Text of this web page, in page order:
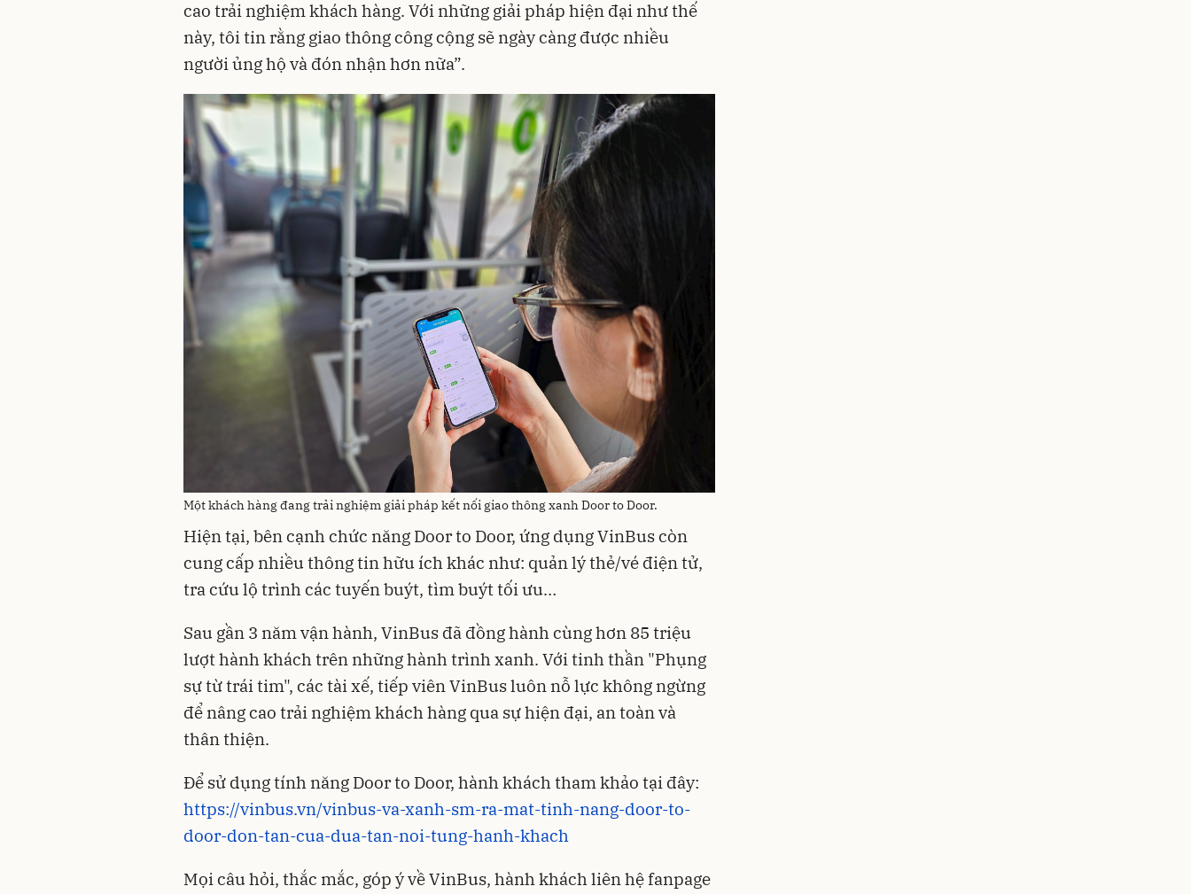
cao trải nghiệm khách hàng. Với những giải pháp hiện đại như thế
này, tôi tin rằng giao thông công cộng sẽ ngày càng được nhiều
người ủng hộ và đón nhận hơn nữa”.
Một khách hàng đang trải nghiệm giải pháp kết nối giao thông xanh Door to Door.
Hiện tại, bên cạnh chức năng Door to Door, ứng dụng VinBus còn
cung cấp nhiều thông tin hữu ích khác như: quản lý thẻ/vé điện tử,
tra cứu lộ trình các tuyến buýt, tìm buýt tối ưu…
Sau gần 3 năm vận hành, VinBus đã đồng hành cùng hơn 85 triệu
lượt hành khách trên những hành trình xanh. Với tinh thần "Phụng
sự từ trái tim", các tài xế, tiếp viên VinBus luôn nỗ lực không ngừng
để nâng cao trải nghiệm khách hàng qua sự hiện đại, an toàn và
thân thiện.
Để sử dụng tính năng Door to Door, hành khách tham khảo tại đây:
https://vinbus.vn/vinbus-va-xanh-sm-ra-mat-tinh-nang-door-to-
door-don-tan-cua-dua-tan-noi-tung-hanh-khach
Mọi câu hỏi, thắc mắc, góp ý về VinBus, hành khách liên hệ fanpage